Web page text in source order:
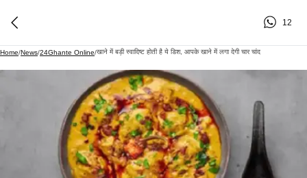
12
Home/News/24Ghante Online/खाने में बड़ी स्वादिष्ट होती है ये डिश, आपके खाने में लगा देगी चार चांद